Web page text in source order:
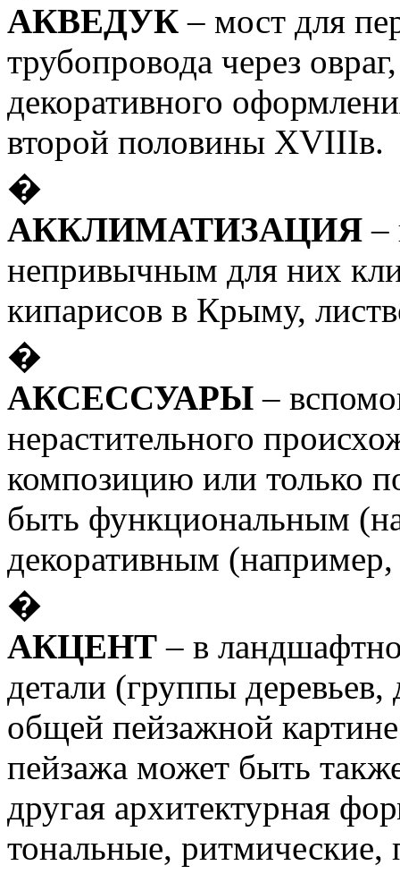
АКВЕДУК – мост для
трубопровода через
декоративного
второй половины XVIIIв.
�
АККЛИМАТИЗАЦИЯ –
непривычным для них
кипарисов в Крыму,
�
АКСЕССУАРЫ –
нерастительного
композицию или только
быть функциональным
декоративным (например,
�
АКЦЕНТ – в
детали (группы деревьев,
общей пейзажной
пейзажа может быть
другая архитектурная
тональные, ритмические,